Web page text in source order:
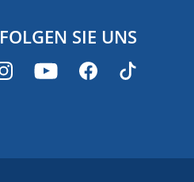
FOLGEN SIE UNS